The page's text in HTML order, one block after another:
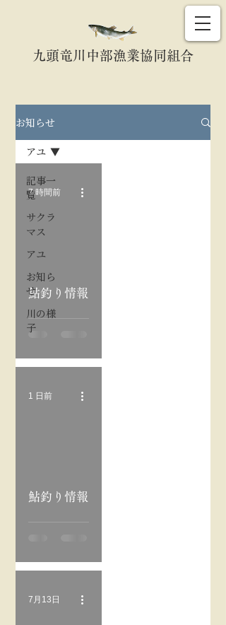
九頭竜川中部漁業協同組合
お知らせ
記事一
覧
サクラ
マス
アユ
お知ら
せ
川の様
子
アユ
video
鮎釣り情報
7 時間前
鮎釣り情報
1 日前
7月13日